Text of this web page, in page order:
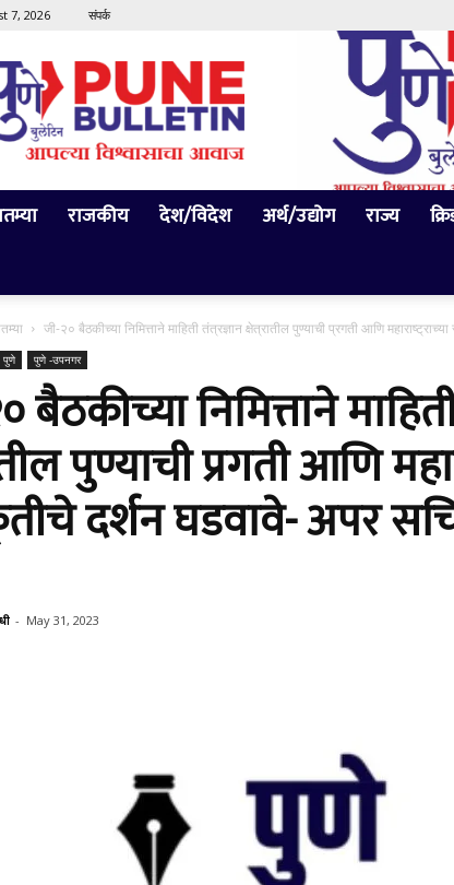
7, 2026 संपर्क
राजकीय देश/विदेश अर्थ/उद्योग राज्य
जी-२० बैठकीच्या निमित्ताने माहिती तंत्रज्ञान क्षेत्रातील पुण्याची प्रगती आणि
पुणे पुणे -उपनगर
बैठकीच्या निमित्ताने
पुण्याची प्रगती आणि
दर्शन घडवावे- अपर
- May 31, 2023